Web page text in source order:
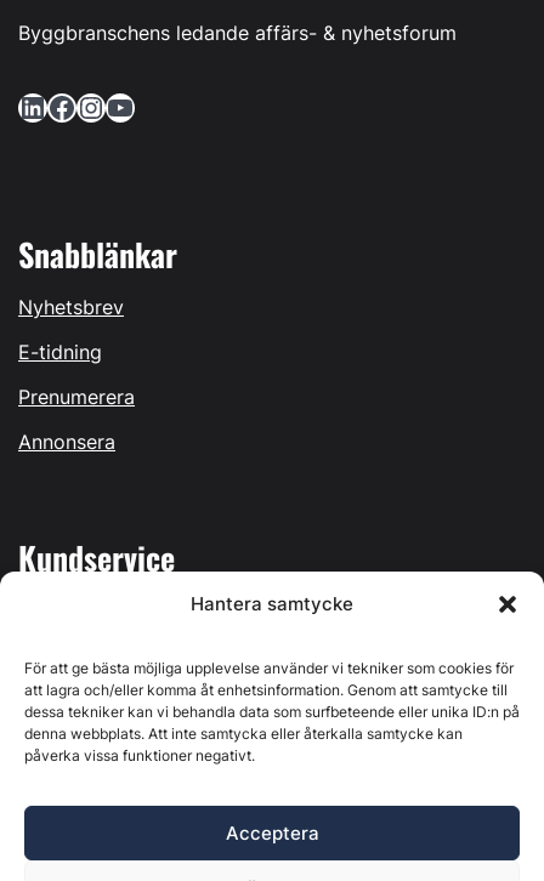
Hantera samtycke
För att ge bästa möjliga upplevelse använder vi tekniker som cookies för
att lagra och/eller komma åt enhetsinformation. Genom att samtycke till
dessa tekniker kan vi behandla data som surfbeteende eller unika ID:n på
denna webbplats. Att inte samtycka eller återkalla samtycke kan
påverka vissa funktioner negativt.
Acceptera
Byggbranschens ledande affärs- & nyhetsforum
LinkedIn Facebook InstagramYouTube
Snabblänkar
Nyhetsbrev
E-tidning
Prenumerera
Annonsera
Kundservice
Kontakta oss
Östernäsvägen 1, 827 32 Ljusdal, org.nr: 556625-6425 -
Ansvarig utgivare: Henrik Ekberg. Innehållet på denna
webbplats är upphovsrättsligt skyddat. Ange källa vid citering.